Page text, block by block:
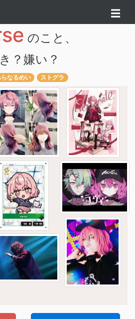
☰
のこと、
？嫌い？
なるめい ストグラ